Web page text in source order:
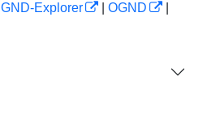
GND-Explorer OGND